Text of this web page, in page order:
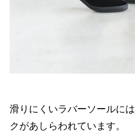
滑りにくいラバーソールに
クがあしらわれています。